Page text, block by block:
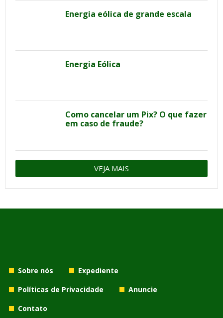
Energia eólica de grande escala
Energia Eólica
Como cancelar um Pix? O que fazer
em caso de fraude?
VEJA MAIS
Sobre nós
Expediente
Políticas de Privacidade
Anuncie
Contato